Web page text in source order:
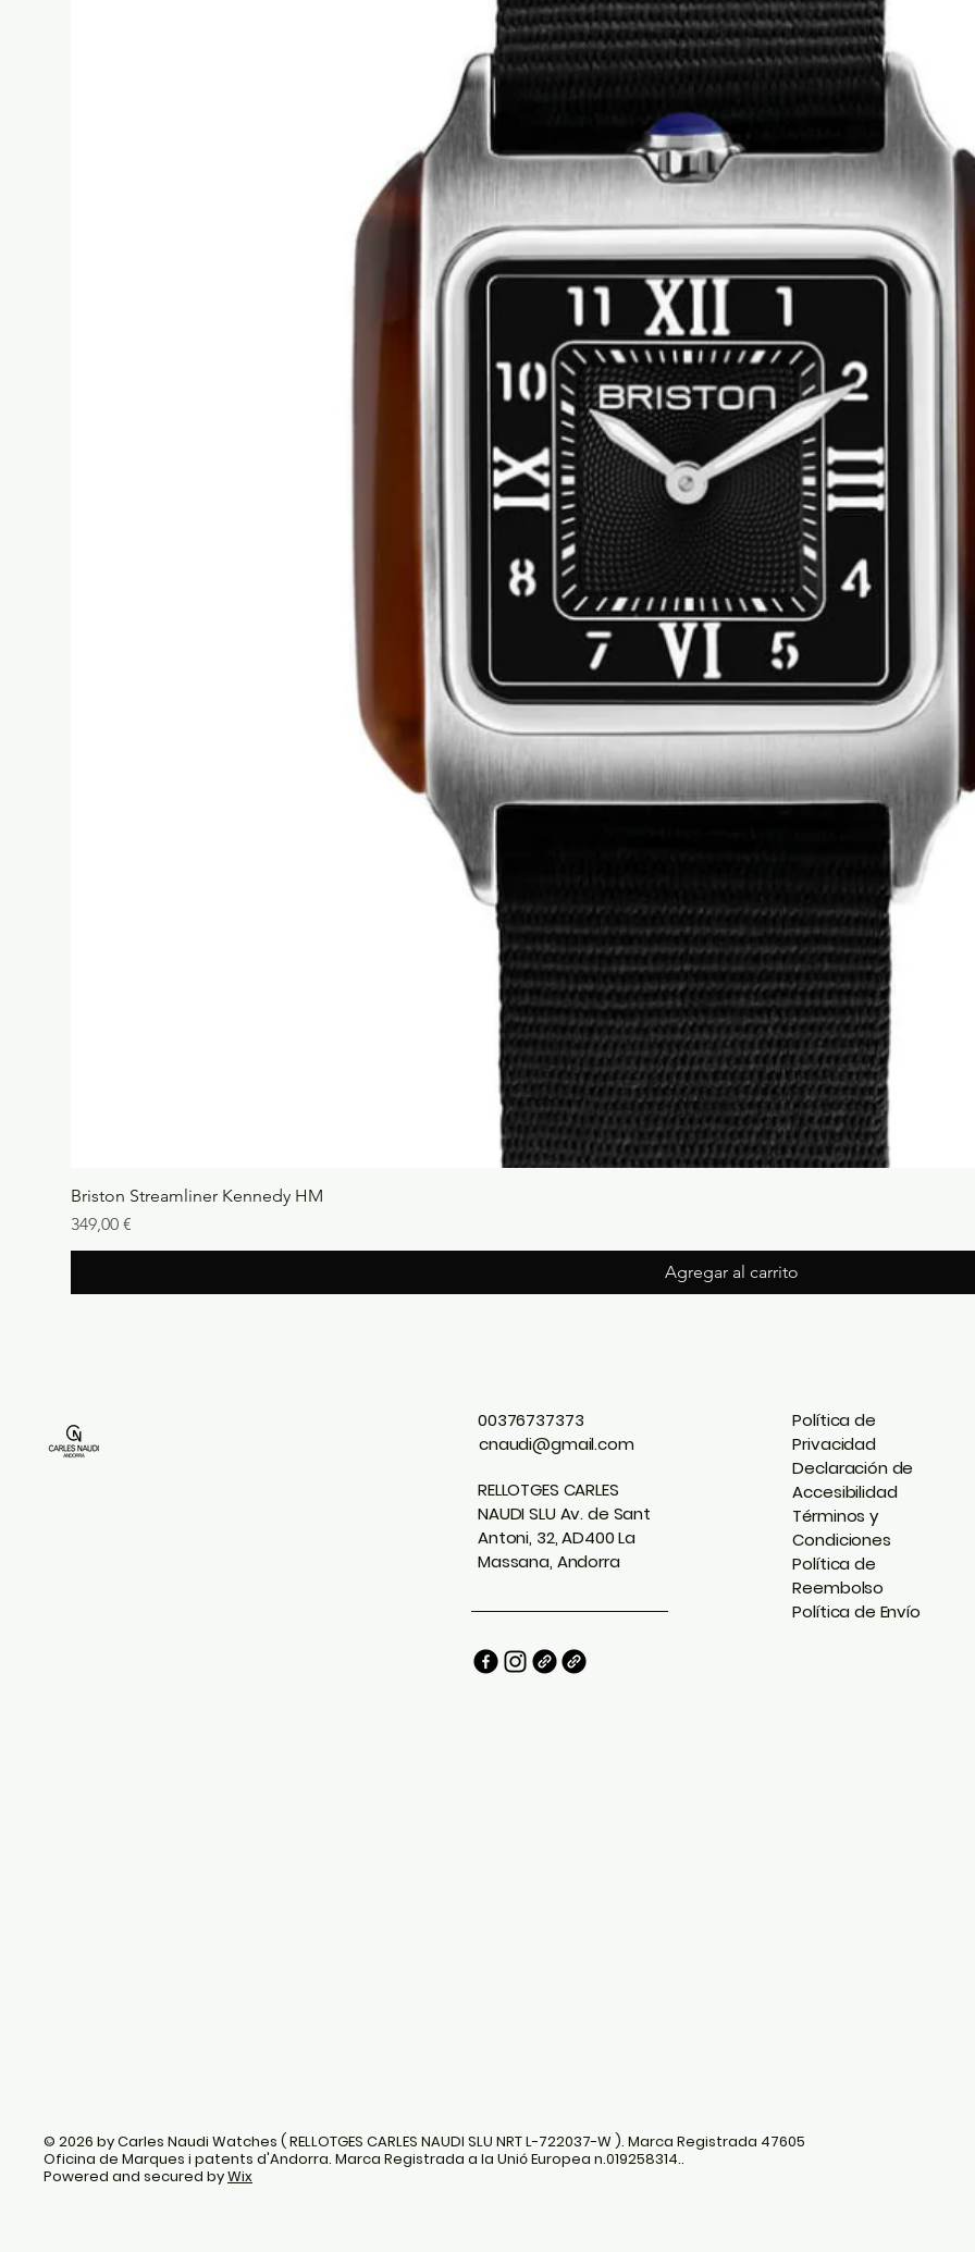
Briston Streamliner Kennedy HM
Precio
349,00 €
Agregar al carrito
00376737373
cnaudi@gmail.com
RELLOTGES CARLES
NAUDI SLU Av. de Sant
Antoni, 32, AD400 La
Massana, Andorra
Política de
Privacidad
Declaración de
Accesibilidad
Términos y
Condiciones
Política de
Reembolso
Política de Envío
© 2026 by Carles Naudi Watches ( RELLOTGES CARLES NAUDI SLU NRT L-722037-W ). Marca Registrada 47605
Oficina de Marques i patents d'Andorra. Marca Registrada a la Unió Europea n.019258314..
Powered and secured byWix